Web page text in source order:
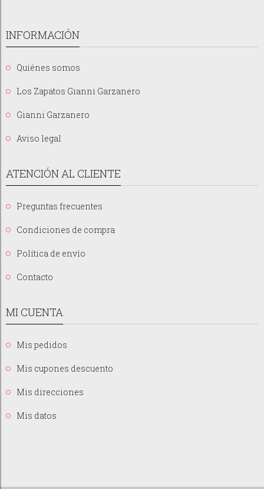
INFORMACIÓN
Quiénes somos
Los Zapatos Gianni Garzanero
Gianni Garzanero
Aviso legal
ATENCIÓN AL CLIENTE
Preguntas frecuentes
Condiciones de compra
Política de envío
Contacto
MI CUENTA
Mis pedidos
Mis cupones descuento
Mis direcciones
Mis datos